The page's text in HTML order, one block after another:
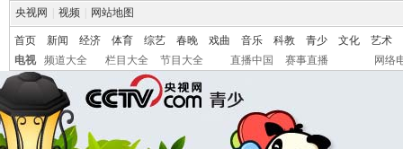
央视网 视频 网站地图
首页 新闻 经济 体育 综艺 春晚 戏曲 音乐 科教 青少 文化
艺术
电视
频道大全 栏目大全 节目大全 直播中国 赛事直播 网络